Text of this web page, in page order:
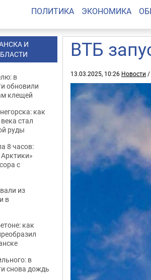
ПОЛИТИКА ЭКОНОМИКА
ВТБ
13.03.2025, 10:26 Новости /
И
в
обновили
клещей
как
стал
руды
8 часов:
с
из
в
как
в
снова дождь